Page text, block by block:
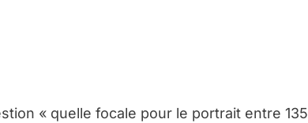
« quelle focale pour le portrait entre 135